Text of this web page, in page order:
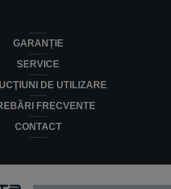
GARANȚIE
SERVICE
DE UTILIZARE
FRECVENTE
CONTACT